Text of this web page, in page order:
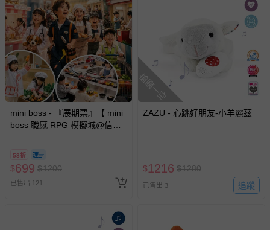
mini boss - 『展期票』【 mini
boss 職感 RPG 模擬城@信義
券，於展期現場憑訂單編號兌
換，依現場梯次安排入場，逾
期作廢) (兒童票(2歲以上)贈一
名陪伴成人)
58折
$699 $1200
已售出 121
搶購一空
ZAZU - 心跳好朋友-小羊麗茲
$1216 $1280
已售出 3 追蹤